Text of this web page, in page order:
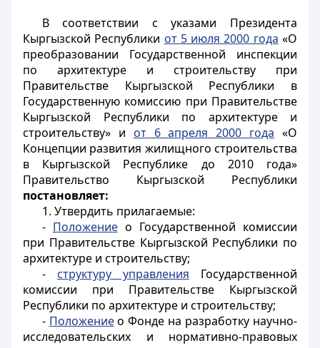
В соответствии с указами Президента
Кыргызской Республики от 5 июля 2000 года «О
преобразовании Государственной инспекции
по архитектуре и строительству при
Правительстве Кыргызской Республики в
Государственную комиссию при Правительстве
Кыргызской Республики по архитектуре и
строительству» и от 6 апреля 2000 года «О
Концепции развития жилищного строительства
в Кыргызской Республике до 2010 года»
Правительство Кыргызской Республики
постановляет:
1. Утвердить прилагаемые:
- Положениео Государственной комиссии
при Правительстве Кыргызской Республики по
архитектуре и строительству;
- структуру управления Государственной
комиссии при Правительстве Кыргызской
Республики по архитектуре и строительству;
- Положениео Фонде на разработку научно-
исследовательских и нормативно-правовых